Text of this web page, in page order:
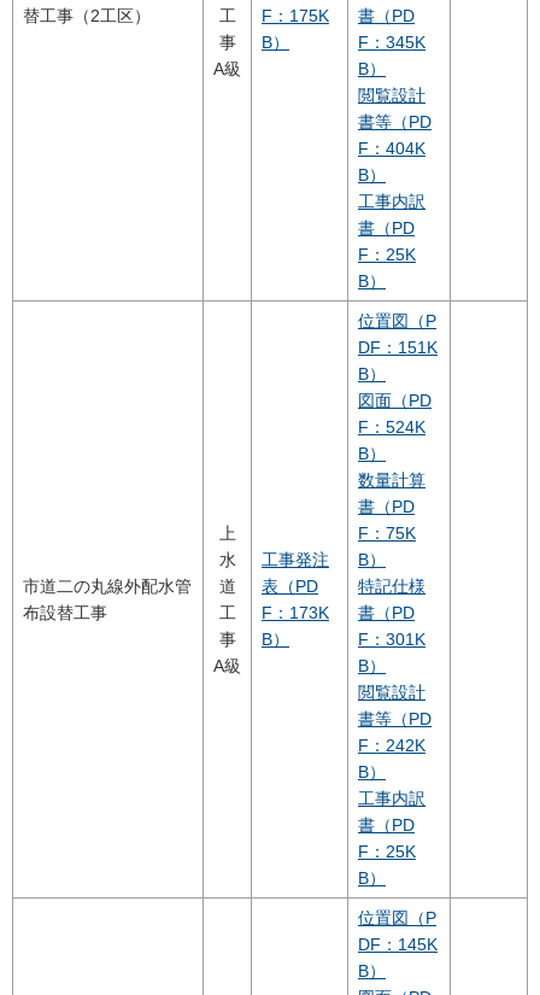
替工事（2工区）
工
事
A級
F：175K
B）
書（PD
F：345K
B）
閲覧設計
書等（PD
F：404K
B）
工事内訳
書（PD
F：25K
B）
市道二の丸線外配水管
布設替工事
上
水
道
工
事
A級
工事発注
表（PD
F：173K
B）
位置図（P
DF：151K
B）
図面（PD
F：524K
B）
数量計算
書（PD
F：75K
B）
特記仕様
書（PD
F：301K
B）
閲覧設計
書等（PD
F：242K
B）
工事内訳
書（PD
F：25K
B）
位置図（P
DF：145K
B）